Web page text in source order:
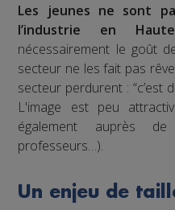
Les jeunes ne sont
l’industrie en Haute-
nécessairement le goût
secteur ne les fait pas
secteur perdurent : “c’est
L'image est peu
également auprès
professeurs…).
Un enjeu de